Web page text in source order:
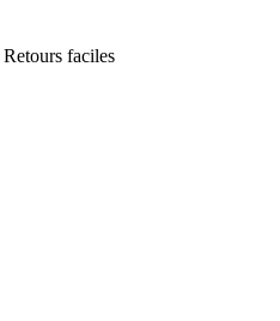
Retours faciles